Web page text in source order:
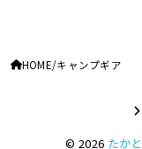
HOME キャンプギア
© 2026 たか